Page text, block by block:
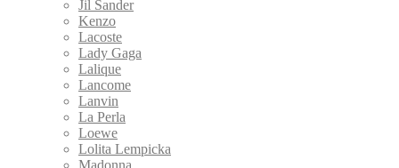
Jil Sander
Kenzo
Lacoste
Lady Gaga
Lalique
Lancome
Lanvin
La Perla
Loewe
Lolita Lempicka
Madonna